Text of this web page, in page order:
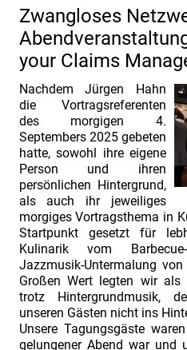
Zwangloses
your Claims
Nachdem Jürgen Hahn
die Vortragsreferenten
des morgigen 4.
Septembers 2025 gebeten
hatte, sowohl ihre eigene
Person und ihren
persönlichen Hintergrund,
als auch ihr jeweiliges
morgiges Vortragsthema in
Startpunkt gesetzt für
Kulinarik vom
Jazzmusik-Untermalung
Großen Wert legten wir als
trotz Hintergrundmusik,
unseren Gästen nicht ins
Unsere Tagungsgäste
gelungener Abend war und
David
Liatowitsch.
INDUSTRIEFOKUS
2025:
Contract
&
Claim
Management.
Dietmar
Ludolph.
INDUSTRIEFOKUS
2025:
Contract
&